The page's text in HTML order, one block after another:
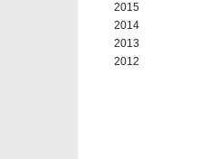
2015
2014
2013
2012